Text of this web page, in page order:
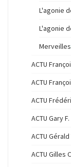
L'agonie
L'agonie
Merveilles
ACTU
ACTU
ACTU
ACTU Gary
ACTU
ACTU Gilles